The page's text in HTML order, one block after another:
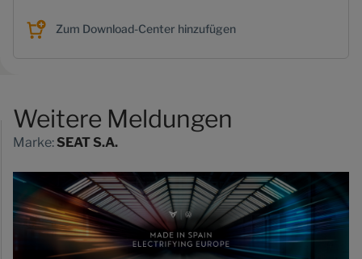
Zum Download-Center hinzufügen
Weitere Meldungen
Marke: SEAT S.A.